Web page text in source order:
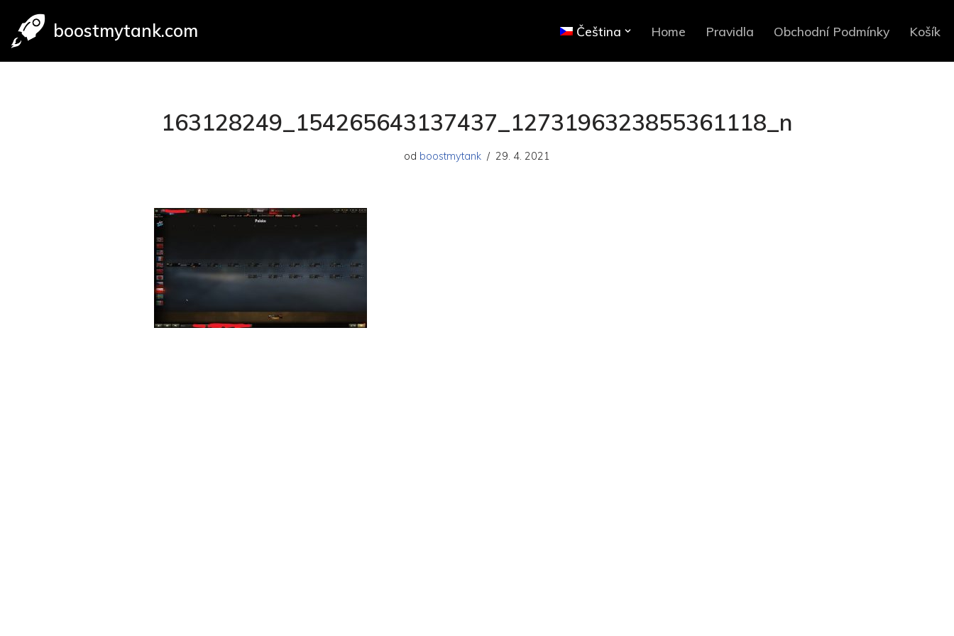
Přeskočitboostmytank.com Čeština Home Pravidla Obchodní Podmínky Košík
163128249_154265643137437_1273196323855361118_n
od boostmytank 29. 4. 2021